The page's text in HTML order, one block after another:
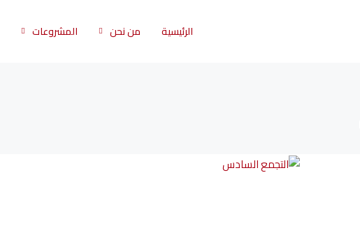
الرئيسية من نحن المشروعات